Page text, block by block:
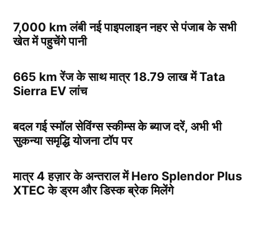
7,000 km लंबी नई पाइपलाइन नहर से पंजाब के सभी
खेत में पहुचेंगे पानी
665 km रेंज के साथ मात्र 18.79 लाख में Tata
Sierra EV लांच
बदल गई स्मॉल सेविंग्स स्कीम्स के ब्याज दरें, अभी भी
सुकन्या समृद्धि योजना टॉप पर
मात्र 4 हज़ार के अन्तराल में Hero Splendor Plus
XTEC के ड्रम और डिस्क ब्रेक मिलेंगे